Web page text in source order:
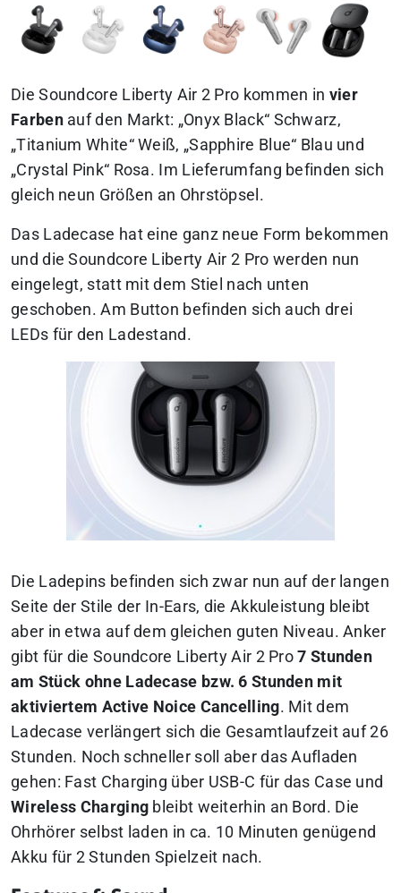
Die Soundcore Liberty Air 2 Pro kommen in vier
Farbenauf den Markt: „Onyx Black“ Schwarz,
„Titanium White“ Weiß, „Sapphire Blue“ Blau und
„Crystal Pink“ Rosa. Im Lieferumfang befinden sich
gleich neun Größen an Ohrstöpsel.
Das Ladecase hat eine ganz neue Form bekommen
und die Soundcore Liberty Air 2 Pro werden nun
eingelegt, statt mit dem Stiel nach unten
geschoben. Am Button befinden sich auch drei
LEDs für den Ladestand.
Die Ladepins befinden sich zwar nun auf der langen
Seite der Stile der In-Ears, die Akkuleistung bleibt
aber in etwa auf dem gleichen guten Niveau. Anker
gibt für die Soundcore Liberty Air 2 Pro7 Stunden
am Stück ohne Ladecase bzw. 6 Stunden mit
aktiviertem Active Noice Cancelling. Mit dem
Ladecase verlängert sich die Gesamtlaufzeit auf 26
Stunden. Noch schneller soll aber das Aufladen
gehen: Fast Charging über USB-C für das Case und
Wireless Charging bleibt weiterhin an Bord. Die
Ohrhörer selbst laden in ca. 10 Minuten genügend
Akku für 2 Stunden Spielzeit nach.